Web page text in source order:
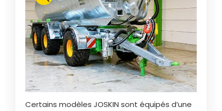
Български
Eesti keel
Slovenija
Lietuvių kalba
Certains modèles JOSKIN sont équipés d’une